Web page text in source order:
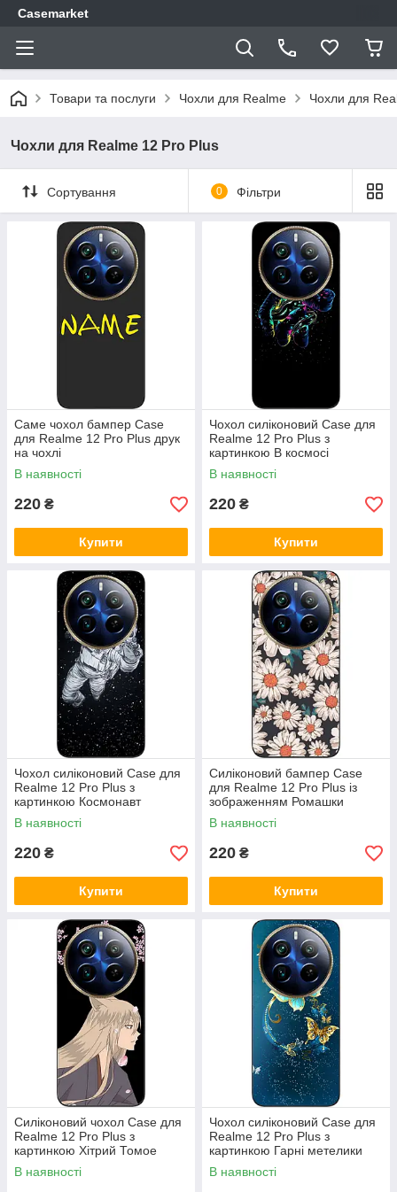
Casemarket
Товари та послуги Чохли для Realme Чохли для
Чохли для Realme 12 Pro Plus
Сортування 0 Фільтри
Саме чохол бампер Case
для Realme 12 Pro Plus друк
на чохлі
В наявності
220 ₴
Купити
Чохол силіконовий Case для
Realme 12 Pro Plus з
картинкою В космосі
В наявності
220 ₴
Купити
Чохол силіконовий Case для
Realme 12 Pro Plus з
картинкою Космонавт
В наявності
220 ₴
Купити
Силіконовий бампер Case
для Realme 12 Pro Plus із
зображенням Ромашки
В наявності
220 ₴
Купити
Силіконовий чохол Case для
Realme 12 Pro Plus з
картинкою Хітрий Томое
В наявності
Чохол силіконовий Case для
Realme 12 Pro Plus з
картинкою Гарні метелики
В наявності